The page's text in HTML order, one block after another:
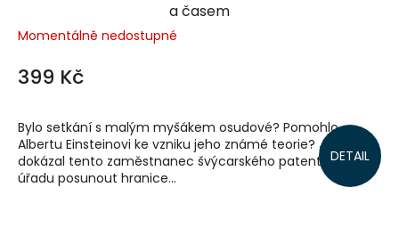
a časem
Momentálně nedostupné
399 Kč
DETAIL
Bylo setkání s malým myšákem osudové? Pomohlo
Albertu Einsteinovi ke vzniku jeho známé teorie? Jak
dokázal tento zaměstnanec švýcarského patentového
úřadu posunout hranice...